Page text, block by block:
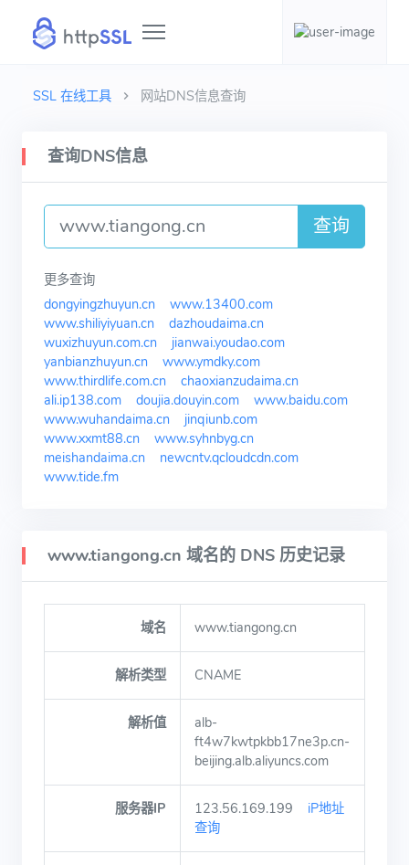
SSL 在线工具 网站DNS信息查询
查询DNS信息
查询
更多查询
dongyingzhuyun.cn
www.13400.com
www.shiliyiyuan.cn
dazhoudaima.cn
wuxizhuyun.com.cn
jianwai.youdao.com
yanbianzhuyun.cn
www.ymdky.com
www.thirdlife.com.cn
chaoxianzudaima.cn
ali.ip138.com
doujia.douyin.com
www.baidu.com
www.wuhandaima.cn
jinqiunb.com
www.xxmt88.cn
www.syhnbyg.cn
meishandaima.cn
newcntv.qcloudcdn.com
www.tide.fm
www.tiangong.cn 域名的 DNS 历史记录
域名 www.tiangong.cn
解析类型 CNAME
解析值
alb-
ft4w7kwtpkbb17ne3p.cn-
beijing.alb.aliyuncs.com
服务器IP 123.56.169.199
iP地址
查询